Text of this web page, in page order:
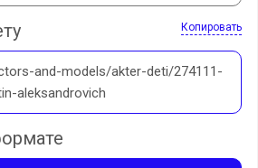
Копировать
and-models/akter-deti/274111-
aleksandrovich